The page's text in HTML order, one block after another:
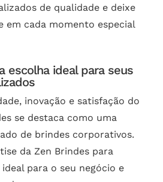
de qualidade e deixe
em cada momento especial
escolha ideal para seus
inovação e satisfação do
se destaca como uma
de brindes corporativos.
da Zen Brindes para
para o seu negócio e